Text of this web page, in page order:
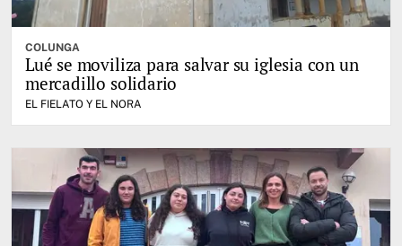
COLUNGA
Lué se moviliza para salvar su iglesia con un
mercadillo solidario
EL FIELATO Y EL NORA